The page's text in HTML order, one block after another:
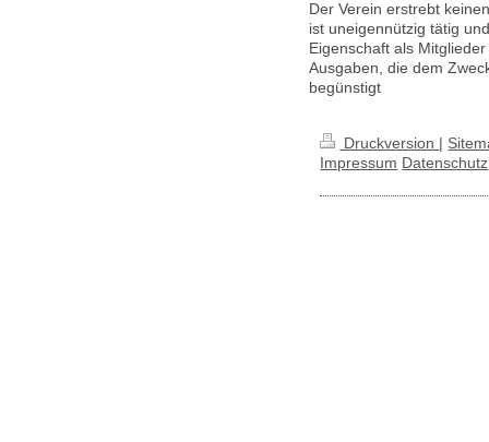
Der Verein erstrebt
ist uneigennützig tätig
Eigenschaft als
Ausgaben, die dem
begünstigt
Druckversion
Impressum Datenschutz